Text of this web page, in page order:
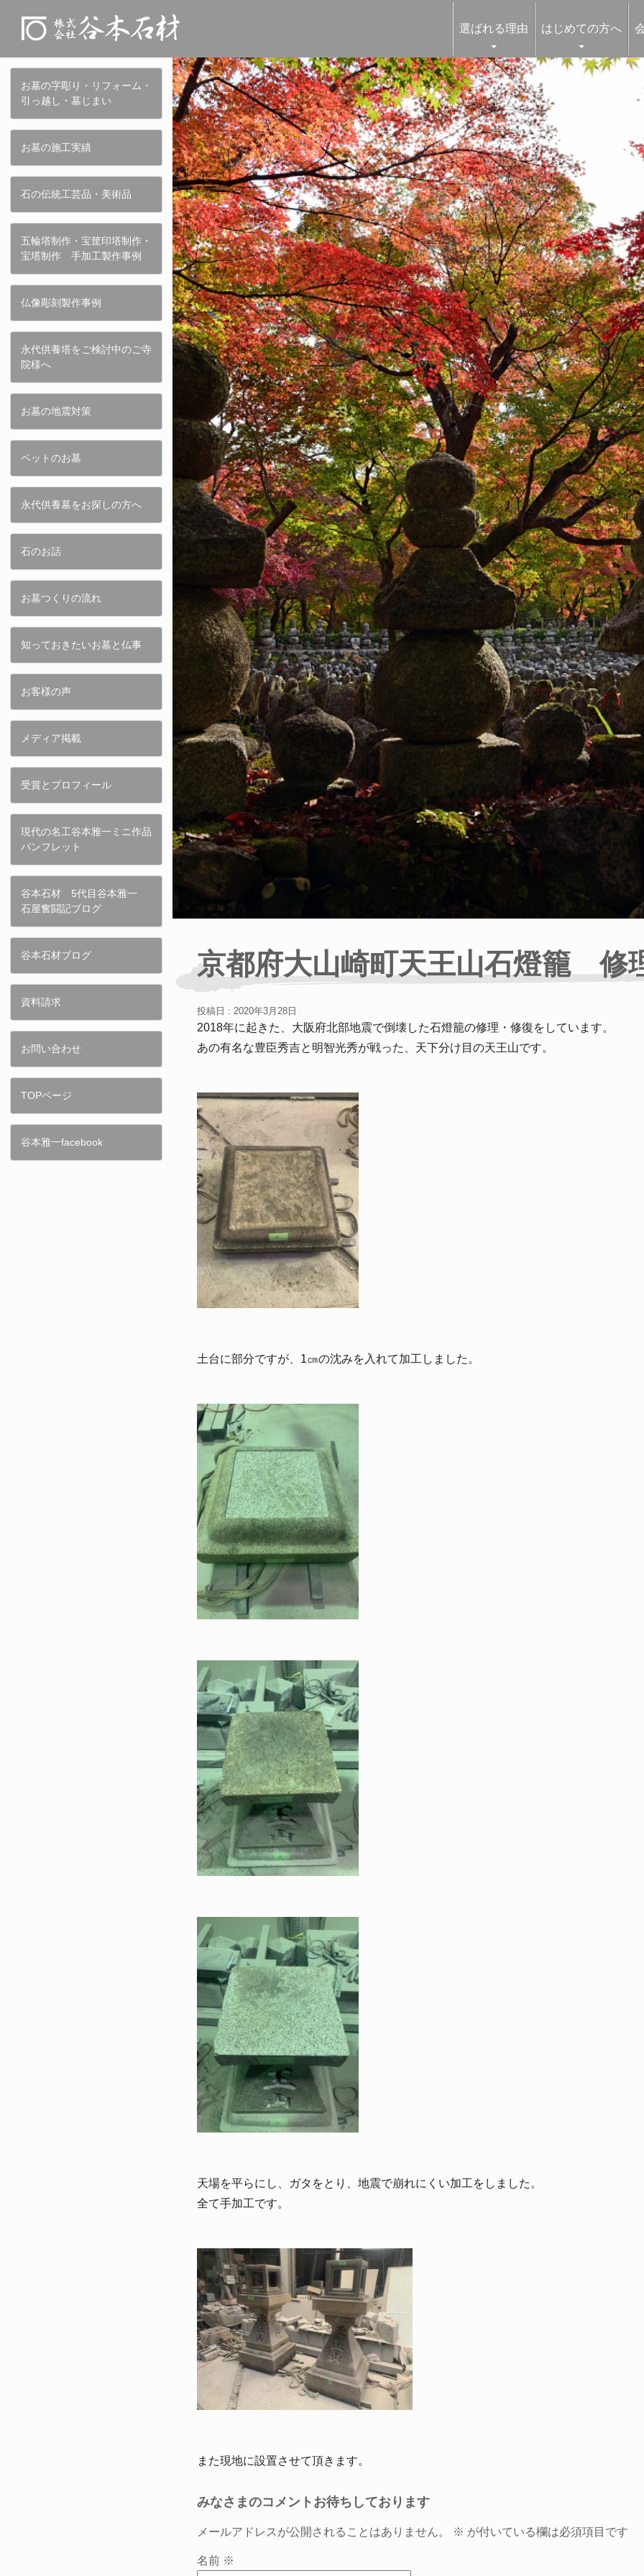
選ばれる理由 はじめての方へ
お墓の字彫り・リフォーム・
引っ越し・墓じまい
お墓の施工実績
石の伝統工芸品・美術品
五輪塔制作・宝筐印塔制作・
宝塔制作 手加工製作事例
仏像彫刻製作事例
永代供養塔をご検討中のご寺
院様へ
お墓の地震対策
ペットのお墓
永代供養墓をお探しの方へ
石のお話
お墓つくりの流れ
知っておきたいお墓と仏事
お客様の声
メディア掲載
受賞とプロフィール
現代の名工谷本雅一ミニ作品
パンフレット
谷本石材 5代目谷本雅一
石屋奮闘記ブログ
谷本石材ブログ
資料請求
お問い合わせ
TOPページ
谷本雅一facebook
京都府大山崎町天王山石燈籠 修
投稿日 : 2020年3月28日
2018年に起きた、大阪府北部地震で倒壊した石燈籠の修理・修復をしています。
あの有名な豊臣秀吉と明智光秀が戦った、天下分け目の天王山です。
土台に部分ですが、1㎝の沈みを入れて加工しました。
天場を平らにし、ガタをとり、地震で崩れにくい加工をしました。
全て手加工です。
また現地に設置させて頂きます。
みなさまのコメントお待ちしております
メールアドレスが公開されることはありません。 ※ が付いている欄は必須項目です
名前 ※